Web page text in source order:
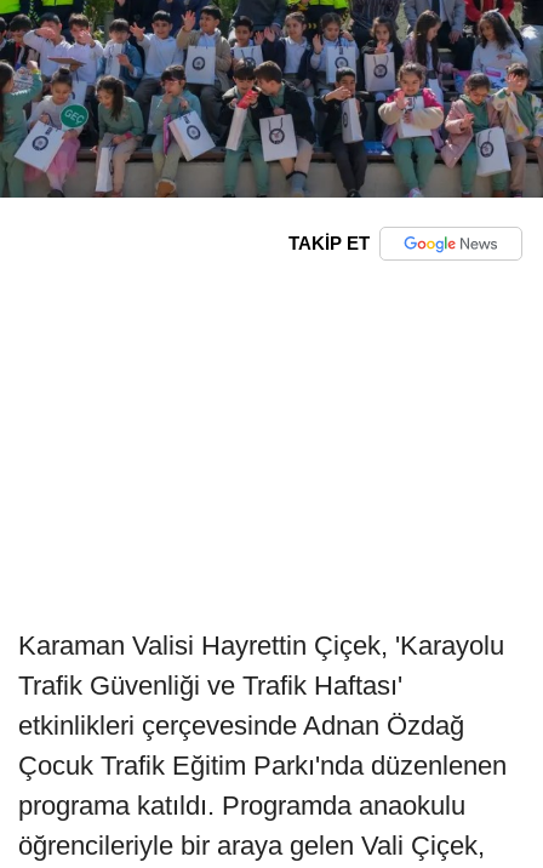
TAKİP ET
Karaman Valisi Hayrettin Çiçek, 'Karayolu
Trafik Güvenliği ve Trafik Haftası'
etkinlikleri çerçevesinde Adnan Özdağ
Çocuk Trafik Eğitim Parkı'nda düzenlenen
programa katıldı. Programda anaokulu
öğrencileriyle bir araya gelen Vali Çiçek,